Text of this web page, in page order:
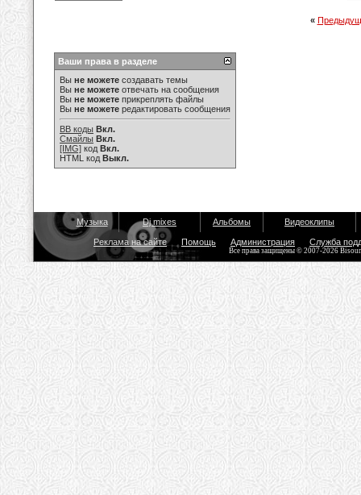
«
Ваши права в разделе
Вы не можете создавать темы
Вы не можете отвечать на сообщения
Вы не можете прикреплять файлы
Вы не можете редактировать сообщения
BB коды Вкл.
Смайлы Вкл.
[IMG] код Вкл.
HTML код Выкл.
Музыка Dj mixes Альбомы Видеоклипы
Реклама на сайте Помощь Администрация Служба
Все права защищены © 2007-2026